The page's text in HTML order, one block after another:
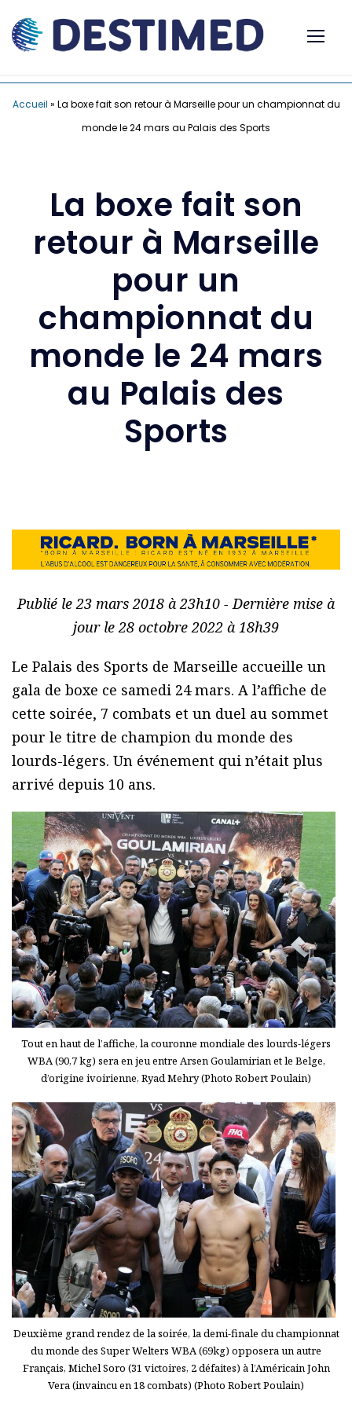
Accueil » La boxe fait son retour à Marseille pour un championnat du
monde le 24 mars au Palais des Sports
La boxe fait son
retour à Marseille
pour un
championnat du
monde le 24 mars
au Palais des
Sports
Publié le 23 mars 2018 à 23h10 - Dernière mise à
jour le 28 octobre 2022 à 18h39
Le Palais des Sports de Marseille accueille un
gala de boxe ce samedi 24 mars. A l’affiche de
cette soirée, 7 combats et un duel au sommet
pour le titre de champion du monde des
lourds-légers. Un événement qui n’était plus
arrivé depuis 10 ans.
Tout en haut de l’affiche, la couronne mondiale des lourds-légers
WBA (90,7 kg) sera en jeu entre Arsen Goulamirian et le Belge,
d’origine ivoirienne, Ryad Mehry (Photo Robert Poulain)
Deuxième grand rendez de la soirée, la demi-finale du championnat
du monde des Super Welters WBA (69kg) opposera un autre
Français, Michel Soro (31 victoires, 2 défaites) à l’Américain John
Vera (invaincu en 18 combats) (Photo Robert Poulain)